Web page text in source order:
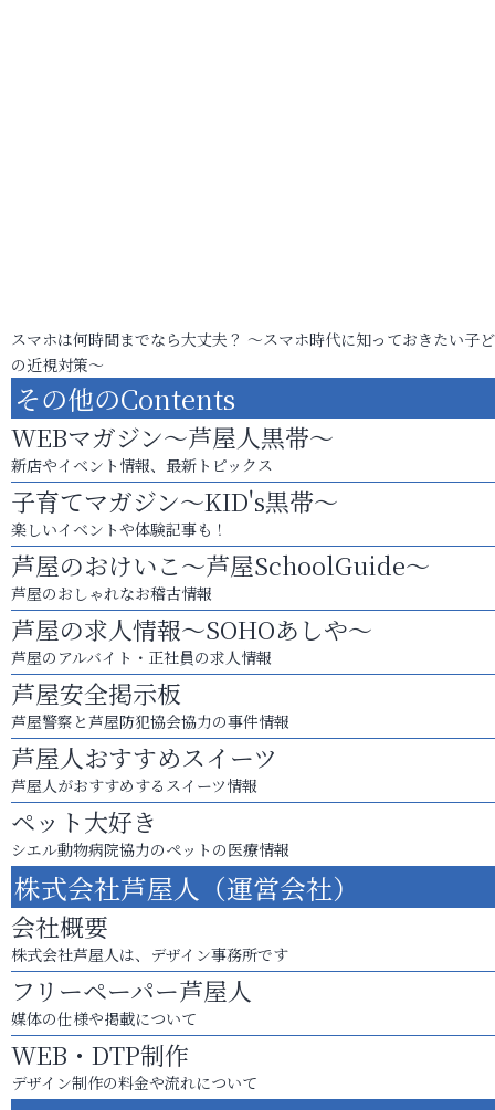
スマホは何時間までなら大丈夫？ ～スマホ時代に知っておきたい子
の近視対策～
その他のContents
WEBマガジン～芦屋人黒帯～
新店やイベント情報、最新トピックス
子育てマガジン～KID's黒帯～
楽しいイベントや体験記事も！
芦屋のおけいこ～芦屋SchoolGuide～
芦屋のおしゃれなお稽古情報
芦屋の求人情報～SOHOあしや～
芦屋のアルバイト・正社員の求人情報
芦屋安全掲示板
芦屋警察と芦屋防犯協会協力の事件情報
芦屋人おすすめスイーツ
芦屋人がおすすめするスイーツ情報
ペット大好き
シエル動物病院協力のペットの医療情報
株式会社芦屋人（運営会社）
会社概要
株式会社芦屋人は、デザイン事務所です
フリーペーパー芦屋人
媒体の仕様や掲載について
WEB・DTP制作
デザイン制作の料金や流れについて